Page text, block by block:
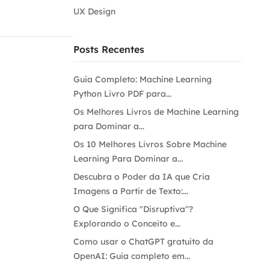
UX Design
Posts Recentes
Guia Completo: Machine Learning
Python Livro PDF para...
Os Melhores Livros de Machine Learning
para Dominar a...
Os 10 Melhores Livros Sobre Machine
Learning Para Dominar a...
Descubra o Poder da IA que Cria
Imagens a Partir de Texto:...
O Que Significa "Disruptiva"?
Explorando o Conceito e...
Como usar o ChatGPT gratuito da
OpenAI: Guia completo em...